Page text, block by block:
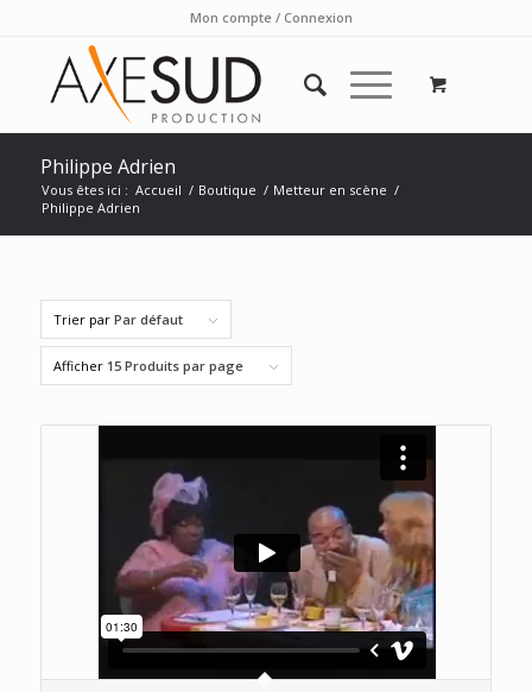
Mon compte / Connexion
Philippe Adrien
Vous êtes ici : Accueil / Boutique / Metteur en scène /
Philippe Adrien
Trier par Par défaut
Afficher 15 Produits par page